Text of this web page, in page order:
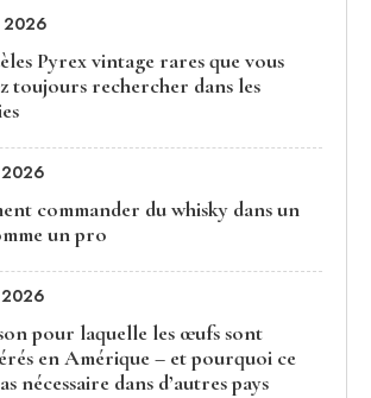
2026
Pyrex vintage rares que vous
toujours rechercher dans les
commander du whisky dans un
un pro
pour laquelle les œufs sont
en Amérique – et pourquoi ce
nécessaire dans d’autres pays